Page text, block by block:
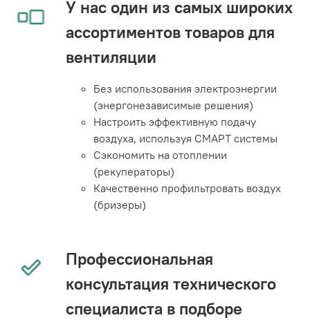
У нас один из самых широких
ассортиментов товаров для
вентиляции
Без использования электроэнергии
(энергонезависимые решения)
Настроить эффективную подачу
воздуха, используя СМАРТ системы
Сэкономить на отоплении
(рекуператоры)
Качественно профильтровать воздух
(бризеры)
Профессиональная
консультация технического
специалиста в подборе